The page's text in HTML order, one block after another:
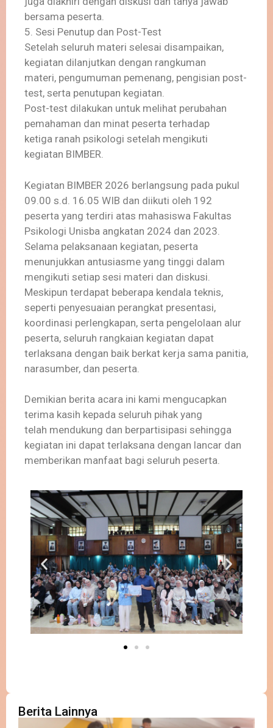
bersama peserta.
5. Sesi Penutup dan Post-Test
Setelah seluruh materi selesai disampaikan,
kegiatan dilanjutkan dengan rangkuman
materi, pengumuman pemenang, pengisian post-
test, serta penutupan kegiatan.
Post-test dilakukan untuk melihat perubahan
pemahaman dan minat peserta terhadap
ketiga ranah psikologi setelah mengikuti
kegiatan BIMBER.
Kegiatan BIMBER 2026 berlangsung pada pukul
09.00 s.d. 16.05 WIB dan diikuti oleh 192
peserta yang terdiri atas mahasiswa Fakultas
Psikologi Unisba angkatan 2024 dan 2023.
Selama pelaksanaan kegiatan, peserta
menunjukkan antusiasme yang tinggi dalam
mengikuti setiap sesi materi dan diskusi.
Meskipun terdapat beberapa kendala teknis,
seperti penyesuaian perangkat presentasi,
koordinasi perlengkapan, serta pengelolaan alur
peserta, seluruh rangkaian kegiatan dapat
terlaksana dengan baik berkat kerja sama panitia,
narasumber, dan peserta.
Demikian berita acara ini kami mengucapkan
terima kasih kepada seluruh pihak yang
telah mendukung dan berpartisipasi sehingga
kegiatan ini dapat terlaksana dengan lancar dan
memberikan manfaat bagi seluruh peserta.
Berita Lainnya